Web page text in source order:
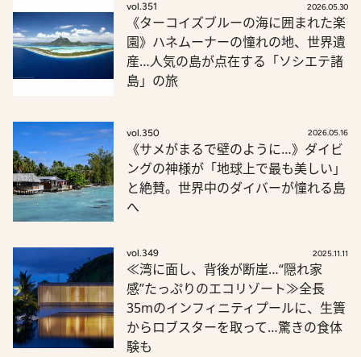
vol.351 2026.05.30
《ターコイズブルーの海に囲まれた楽
園》ハネムーナーの憧れの地、世界遺
産…人気の島が点在する「ソシエテ諸
島」の旅
vol.350 2026.05.16
《サメがまるで壁のように…》ダイビ
ングの神様が「地球上で最も美しい」
と絶賛。世界中のダイバーが憧れる島
へ
vol.349 2025.11.11
≪湾に面し、背後が断崖…“隠れ家
感”たっぷりのエコリゾート≫全長
35mのインフィニティプールに、生簀
からロブスターを取って…驚きの食体
験も